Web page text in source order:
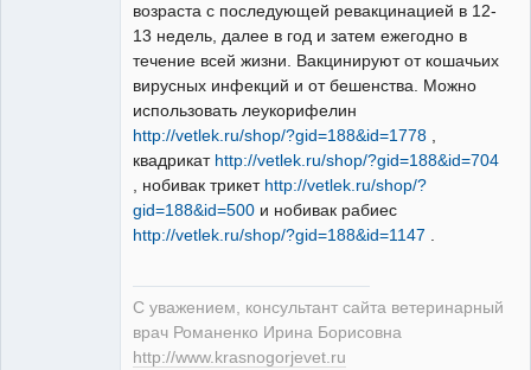
возраста с последующей ревакцинацией в 12-
13 недель, далее в год и затем ежегодно в
течение всей жизни. Вакцинируют от кошачьих
вирусных инфекций и от бешенства. Можно
использовать леукорифелин
http://vetlek.ru/shop/?gid=188&id=1778
квадрикат http://vetlek.ru/shop/?gid=188&id=704
, нобивак трикет http://vetlek.ru/shop/?
gid=188&id=500 и нобивак рабиес
http://vetlek.ru/shop/?gid=188&id=1147
С уважением, консультант сайта ветеринарный
врач Романенко Ирина Борисовна
http://www.krasnogorjevet.ru